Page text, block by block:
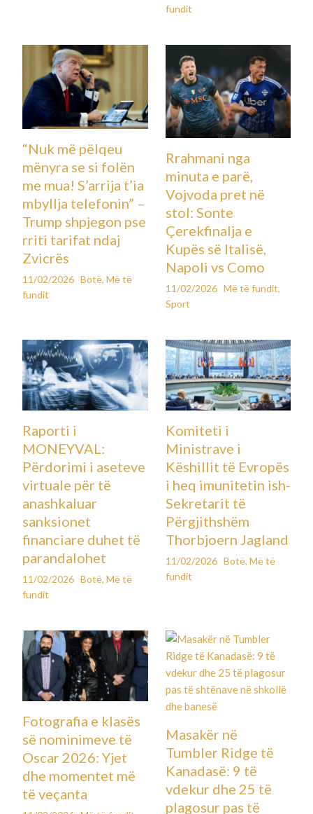
fundit
“Nuk më pëlqeu
mënyra se si folën
me mua! S’arrija t’ia
mbyllja telefonin” –
Trump shpjegon pse
rriti tarifat ndaj
Zvicrës
11/02/2026 Botë,Më të
fundit
Rrahmani nga
minuta e parë,
Vojvoda pret në
stol: Sonte
Çerekfinalja e
Kupës së Italisë,
Napoli vs Como
11/02/2026 Më të fundit,
Sport
Raporti i
MONEYVAL:
Përdorimi i aseteve
virtuale për të
anashkaluar
sanksionet
financiare duhet të
parandalohet
11/02/2026 Botë,Më të
fundit
Komiteti i
Ministrave i
Këshillit të Evropës
i heq imunitetin ish-
Sekretarit të
Përgjithshëm
Thorbjoern Jagland
11/02/2026 Botë, Më të
fundit
Fotografia e klasës
së nominimeve të
Oscar 2026: Yjet
dhe momentet më
të veçanta
Masakër në
Tumbler Ridge të
Kanadasë: 9 të
vdekur dhe 25 të
plagosur pas të